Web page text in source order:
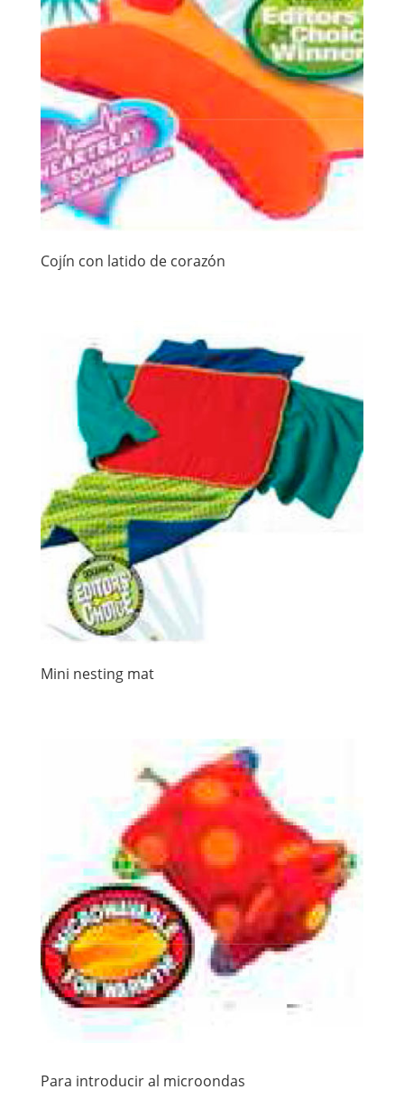
Cojín con latido de corazón
Mini nesting mat
Para introducir al microondas